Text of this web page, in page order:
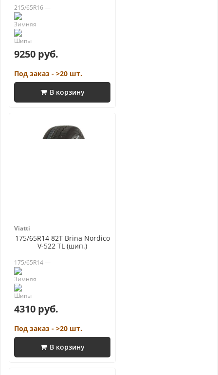
215/65R16 —
9250 руб.
Под заказ - >20 шт.
В корзину
Viatti
175/65R14 82T Brina Nordico
V-522 TL (шип.)
175/65R14 —
4310 руб.
Под заказ - >20 шт.
В корзину